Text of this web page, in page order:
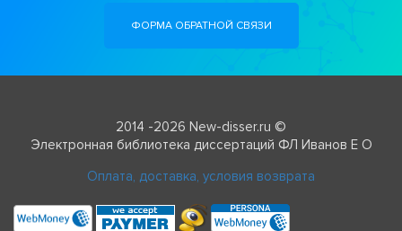
ФОРМА ОБРАТНОЙ СВЯЗИ
2014 -2026 New-disser.ru ©
Электронная библиотека диссертаций ФЛ Иванов Е О
Оплата, доставка, условия возврата